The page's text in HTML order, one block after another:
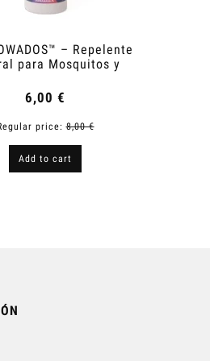
– Repelente
para Mosquitos y
6,00 €
price:8,00 €
Add to cart